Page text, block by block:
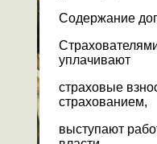
Содержание
уплачивают
страховые
страхованием,
выступают